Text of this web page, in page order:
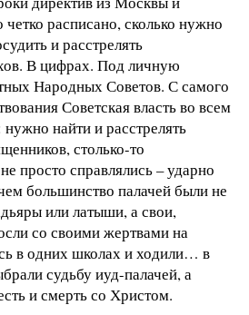
расписано, сколько нужно
и расстрелять
В цифрах. Под личную
Народных Советов. С самого
Советская власть во всем
найти и расстрелять
столько-то
просто справлялись – ударно
большинство палачей были не
или латыши, а свои,
со своими жертвами на
в одних школах и ходили… в
судьбу иуд-палачей, а
и смерть со Христом.